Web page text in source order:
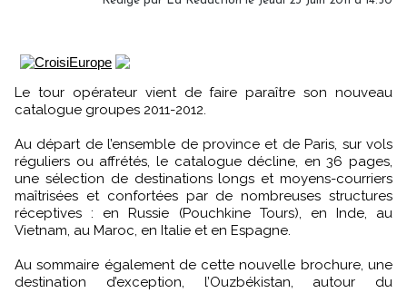
Le tour opérateur vient de faire paraître son nouveau
catalogue groupes 2011-2012.
Au départ de l’ensemble de province et de Paris, sur vols
réguliers ou affrétés, le catalogue décline, en 36 pages,
une sélection de destinations longs et moyens-courriers
maîtrisées et confortées par de nombreuses structures
réceptives : en Russie (Pouchkine Tours), en Inde, au
Vietnam, au Maroc, en Italie et en Espagne.
Au sommaire également de cette nouvelle brochure, une
destination d’exception, l’Ouzbékistan, autour du